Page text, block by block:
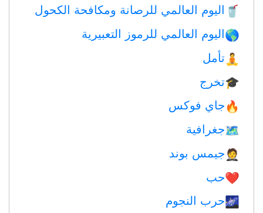
🥤 اليوم العالمي للرصانة ومكافحة الكحول
🌎اليوم العالمي للرموز التعبيرية
🧘 تأمل
🎓تخرج
🔥جاي فوكس
🗺جغرافية
🤵 جيمس بوند
❤️️حب
🌌حرب النجوم